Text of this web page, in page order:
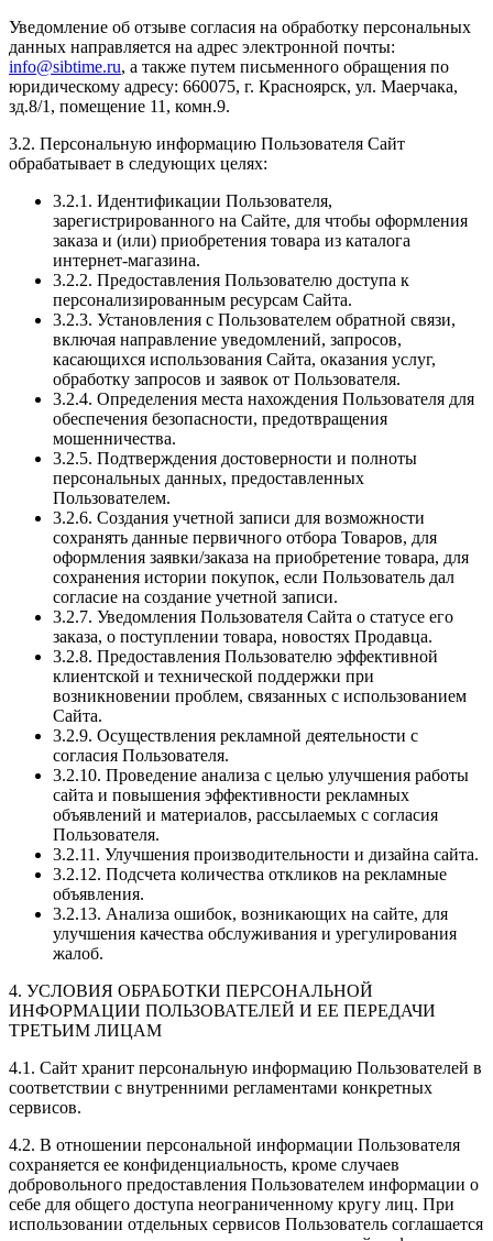
Уведомление об отзыве согласия на обработку персональных
данных направляется на адрес электронной почты:
info@sibtime.ru, а также путем письменного обращения по
юридическому адресу: 660075, г. Красноярск, ул. Маерчака,
зд.8/1, помещение 11, комн.9.
3.2. Персональную информацию Пользователя Сайт
обрабатывает в следующих целях:
3.2.1. Идентификации Пользователя,
зарегистрированного на Сайте, для чтобы оформления
заказа и (или) приобретения товара из каталога
интернет-магазина.
3.2.2. Предоставления Пользователю доступа к
персонализированным ресурсам Сайта.
3.2.3. Установления с Пользователем обратной связи,
включая направление уведомлений, запросов,
касающихся использования Сайта, оказания услуг,
обработку запросов и заявок от Пользователя.
3.2.4. Определения места нахождения Пользователя для
обеспечения безопасности, предотвращения
мошенничества.
3.2.5. Подтверждения достоверности и полноты
персональных данных, предоставленных
Пользователем.
3.2.6. Создания учетной записи для возможности
сохранять данные первичного отбора Товаров, для
оформления заявки/заказа на приобретение товара, для
сохранения истории покупок, если Пользователь дал
согласие на создание учетной записи.
3.2.7. Уведомления Пользователя Сайта о статусе его
заказа, о поступлении товара, новостях Продавца.
3.2.8. Предоставления Пользователю эффективной
клиентской и технической поддержки при
возникновении проблем, связанных с использованием
Сайта.
3.2.9. Осуществления рекламной деятельности с
согласия Пользователя.
3.2.10. Проведение анализа с целью улучшения работы
сайта и повышения эффективности рекламных
объявлений и материалов, рассылаемых с согласия
Пользователя.
3.2.11. Улучшения производительности и дизайна сайта.
3.2.12. Подсчета количества откликов на рекламные
объявления.
3.2.13. Анализа ошибок, возникающих на сайте, для
улучшения качества обслуживания и урегулирования
жалоб.
4. УСЛОВИЯ ОБРАБОТКИ ПЕРСОНАЛЬНОЙ
ИНФОРМАЦИИ ПОЛЬЗОВАТЕЛЕЙ И ЕЕ ПЕРЕДАЧИ
ТРЕТЬИМ ЛИЦАМ
4.1. Сайт хранит персональную информацию Пользователей в
соответствии с внутренними регламентами конкретных
сервисов.
4.2. В отношении персональной информации Пользователя
сохраняется ее конфиденциальность, кроме случаев
добровольного предоставления Пользователем информации о
себе для общего доступа неограниченному кругу лиц. При
использовании отдельных сервисов Пользователь соглашается